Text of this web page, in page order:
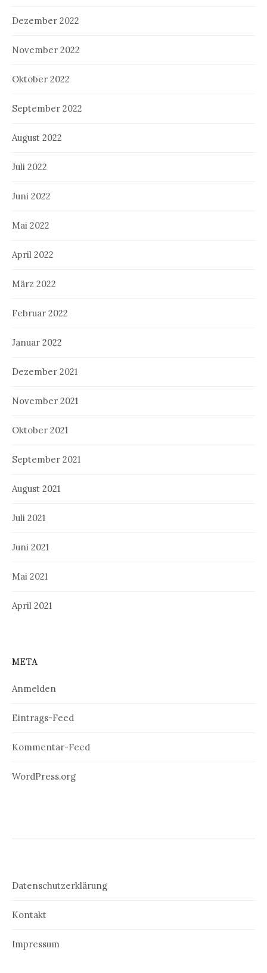
Dezember 2022
November 2022
Oktober 2022
September 2022
August 2022
Juli 2022
Juni 2022
Mai 2022
April 2022
März 2022
Februar 2022
Januar 2022
Dezember 2021
November 2021
Oktober 2021
September 2021
August 2021
Juli 2021
Juni 2021
Mai 2021
April 2021
META
Anmelden
Eintrags-Feed
Kommentar-Feed
WordPress.org
Datenschutzerklärung
Kontakt
Impressum